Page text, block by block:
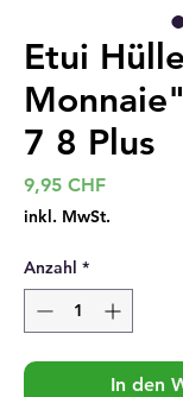
Etui
7 8 Plus
9,95 CHFPreis
inkl. MwSt.
Anzahl *
In den